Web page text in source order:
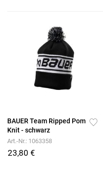
BAUER Team Ripped Pom
Knit - schwarz
Art.-Nr.: 1063358
23,80 €